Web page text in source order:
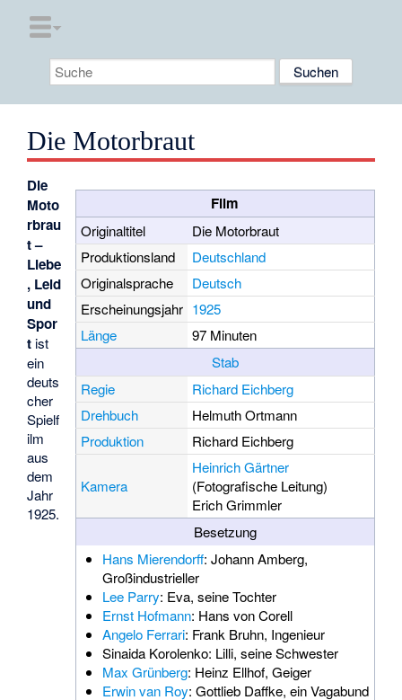
Die Motorbraut
Film
Originaltitel
Die Motorbraut
Produktionsland
Deutschland
Originalsprache
Deutsch
Erscheinungsjahr 1925
Länge
97 Minuten
Stab
Regie
Richard Eichberg
Drehbuch
Helmuth Ortmann
Produktion
Richard Eichberg
Kamera
Heinrich Gärtner
(Fotografische Leitung)
Erich Grimmler
Besetzung
Hans Mierendorff: Johann Amberg,
Großindustrieller
Lee Parry: Eva, seine Tochter
Ernst Hofmann: Hans von Corell
Angelo Ferrari: Frank Bruhn, Ingenieur
Sinaida Korolenko: Lilli, seine Schwester
Max Grünberg: Heinz Ellhof, Geiger
Erwin van Roy: Gottlieb Daffke, ein Vagabund
Die
Moto
rbrau
t –
Liebe
, Leid
und
Spor
t ist
ein
deuts
cher
Spielf
ilm
aus
dem
Jahr
1925.